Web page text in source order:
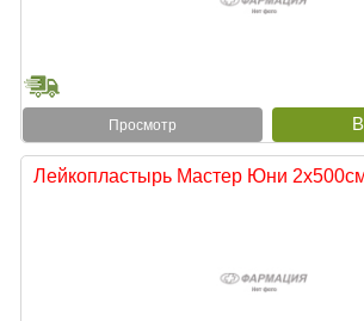
Просмотр
Лейкопластырь Мастер Юни